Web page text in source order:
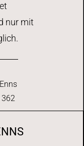
nur mit
362